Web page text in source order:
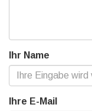
Ihr Name
Ihre E-Mail